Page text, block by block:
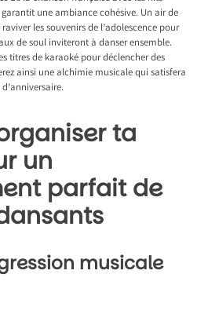
une ambiance cohésive. Un air de
les souvenirs de l’adolescence pour
de soul inviteront à danser ensemble.
titres de karaoké pour déclencher des
ainsi une alchimie musicale qui satisfera
ta
un
parfait de
musicale